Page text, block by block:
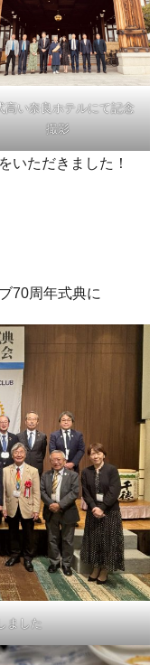
高い奈良ホテルにて記念
撮影
いただきました！
70周年式典に
ました